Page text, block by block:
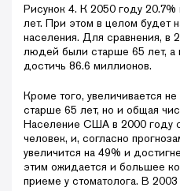
Рисунок 4. К 2050 году
лет. При этом в целом будет
населения. Для сравнения, в
людей были старше 65 лет, а
достичь 86.6 миллионов.
Кроме того, увеличивается
старше 65 лет, но и общая
Население США в 2000 году
человек, и, согласно
увеличится на 49% и
этим ожидается и большее
приеме у стоматолога. В